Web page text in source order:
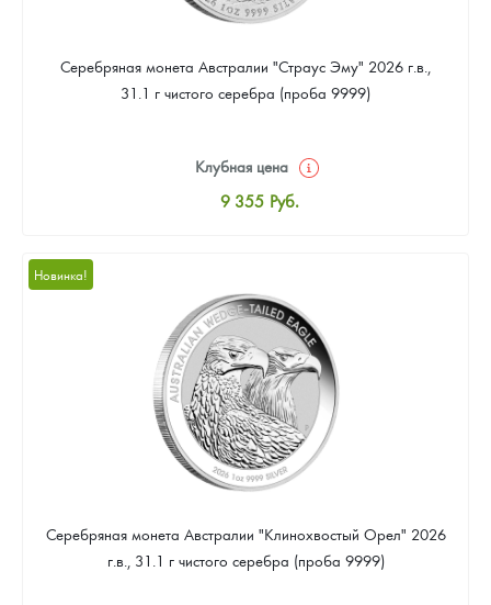
Серебряная монета Австралии "Страус Эму" 2026 г.в.,
31.1 г чистого серебра (проба 9999)
Клубная цена
9 355 Руб.
Цена выкупа
Звоните
Новинка!
Серебряная монета Австралии "Клинохвостый Орел" 2026
г.в., 31.1 г чистого серебра (проба 9999)